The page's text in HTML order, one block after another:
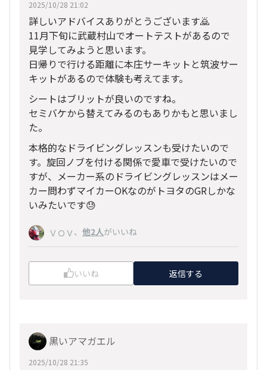
2025/10/28 21:02
詳しいアドバイスありがとうございます🙇
11月下旬に武蔵村山でオートテストがあるので
見学してみようと思います。
日帰りで行ける距離に本庄サーキットと筑波サー
キットがあるので体験も考えてます。
シートはブリットが良いのですね。
セミバケから替えてみるのもありかもと思いまし
た。
本格的なドライビングレッスンも受けたいので
す。旋回ノブを付ける関係で愛車で受けたいので
すが、メーカー系のドライビングレッスンはメー
カー問わずマイカーOKなのがトヨタのGRしかな
いみたいです😓
ＶＯＶ 、 他2人がいいね
いいね 返信する
黒いアマガエル
2025/10/28 21:35